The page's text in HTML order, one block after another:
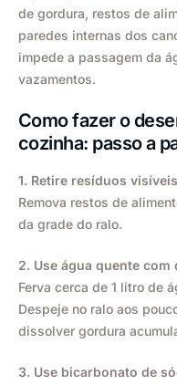
de gordura, restos de
paredes internas dos
impede a passagem da
vazamentos.
Como fazer o
cozinha: passo a
1. Retire resíduos
Remova restos de
da grade do ralo.
2. Use água quente com
Ferva cerca de 1 litro de
Despeje no ralo aos
dissolver gordura
3. Use bicarbonato de